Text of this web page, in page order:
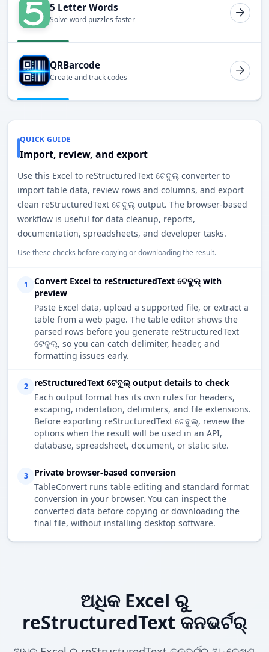
5 Letter Words
Solve word puzzles faster
QRBarcode
Create and track codes
QUICK GUIDE
Import, review, and export
Use this Excel to reStructuredText ଟେବୁଲ୍ converter to
import table data, review rows and columns, and export
clean reStructuredText ଟେବୁଲ୍ output. The browser-based
workflow is useful for data cleanup, reports,
documentation, spreadsheets, and developer tasks.
Use these checks before copying or downloading the result.
1
Convert Excel to reStructuredText ଟେବୁଲ୍ with
preview
Paste Excel data, upload a supported file, or extract a
table from a web page. The table editor shows the
parsed rows before you generate reStructuredText
ଟେବୁଲ୍, so you can catch delimiter, header, and
formatting issues early.
2
reStructuredText ଟେବୁଲ୍ output details to check
Each output format has its own rules for headers,
escaping, indentation, delimiters, and file extensions.
Before exporting reStructuredText ଟେବୁଲ୍, review the
options when the result will be used in an API,
database, spreadsheet, document, or static site.
3
Private browser-based conversion
TableConvert runs table editing and standard format
conversion in your browser. You can inspect the
converted data before copying or downloading the
final file, without installing desktop software.
ଅଧିକ Excel ରୁ
reStructuredText କନଭର୍ଟର୍